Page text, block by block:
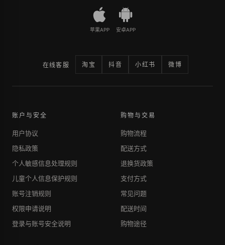
苹果APP 安卓APP
在线客服 淘宝 抖音 小红书 微博
账户与安全
用户协议
隐私政策
个人敏感信息处理规则
儿童个人信息保护规则
账号注销规则
权限申请说明
登录与账号安全说明
购物与交易
购物流程
配送方式
退换货政策
支付方式
常见问题
配送时间
购物途径